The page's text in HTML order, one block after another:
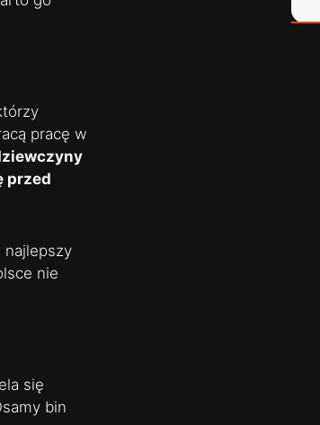
pracę w
przed
najlepszy
nie
się
bin